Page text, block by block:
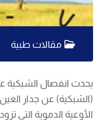
مقالات طبية
يحدث انفصال الشبكية
(الشبكية) عن جدار
الأوعية الدموية التي